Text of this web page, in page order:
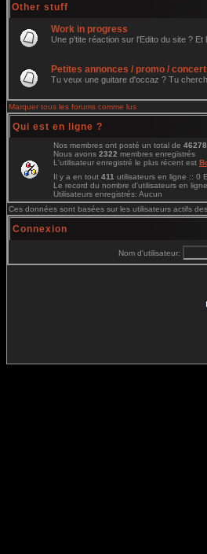
Other stuff
Work in progress
Une p'tite réaction sur l'Edito du site ? Et
Petites annonces / promo /
Tu veux une guitare d'occaz ? Tu
Marquer tous les forums comme lus
Qui est en ligne ?
Nos membres ont posté un total de 46278
Nous avons 2322 membres enregistrés
L'utilisateur enregistré le plus récent est
Il y a en tout 411 utilisateurs en ligne :: 0
Le record du nombre d'utilisateurs en
Utilisateurs enregistrés: Aucun
Ces données sont basées sur les utilisateurs actifs
Connexion
Nom d'utilisateur: